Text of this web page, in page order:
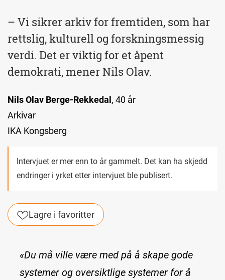
– Vi sikrer arkiv for fremtiden, som har
rettslig, kulturell og forskningsmessig
verdi. Det er viktig for et åpent
demokrati, mener Nils Olav.
Nils Olav Berge-Rekkedal , 40 år
Arkivar
IKA Kongsberg
Intervjuet er mer enn to år gammelt. Det kan ha skjedd
endringer i yrket etter intervjuet ble publisert.
Lagre i favoritter
«Du må ville være med på å skape gode
systemer og oversiktlige systemer for å